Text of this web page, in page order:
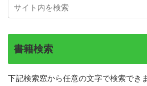
書籍検索
下記検索窓から任意の文字で検索でき